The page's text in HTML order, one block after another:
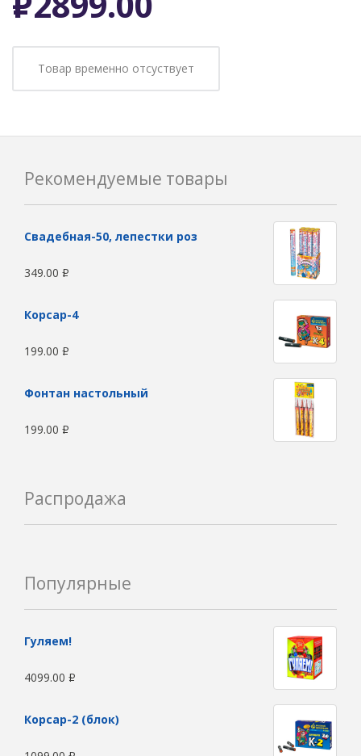
Товар временно отсуствует
Рекомендуемые товары
Свадебная-50, лепестки роз
349.00 Р
Корсар-4
199.00 Р
Фонтан настольный
199.00 Р
Распродажа
Популярные
Гуляем!
4099.00 Р
Корсар-2 (блок)